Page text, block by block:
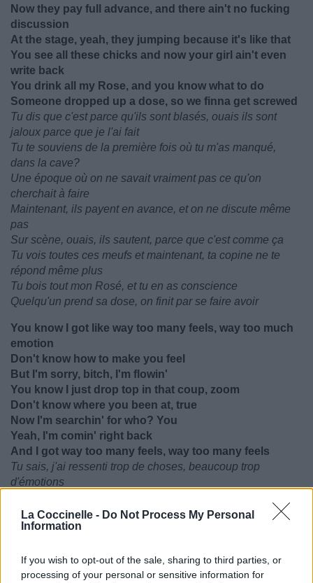
La Coccinelle - Do Not Process My Personal
Information
If you wish to opt-out of the sale, sharing to third parties, or
processing of your personal or sensitive information for
Now they pay full advance, and there ain't no fucking
discussion
At the stage, yeah, they jumping because it's like that
You see all these chicks and now your girl ain't even
write back
You drink all my Rose, and you know what to do
Someone dropped up a dose, so we finna get screwed
Tu dis que c'est parce qu'ils sont blasés, ouais ils sont
jaloux parce que je l'ai fait
Tu te souviens de la première fois où tu m'as manqué,
dans la cave?
Une époque où on ne savait vraiment pas ce qu'on
cherchait à faire
Maintenant, ils payent en avance, et on ne discute même
pas
Sur scène, ouais, ils sautent, parce que c'est comme ça
Tu vois toutes ces meufs et maintenant, ta copine ne te
répond même plus
Tu bois tout mon Rosé, et tu en as conscience
Quelqu'un prend sa dose, on finit par se faire avoir
You know I got like way too many feels, way too much
emotion
Don't know how to make you feel
But I'm sorry, bitch, I'm flowin'
You know I just drop top in that coup, zoom
Don't know where you been at, true
Now I'm searchin' for who? You
Yeah, I'm comin' right back
And I got way too many feels, way too many feels
Tu sais, j'ai ressenti trop de choses, beaucoup trop
d'émotions
Mais désolée, pétasse, je plane
Tu sais, je tombe dans le vide d'un seul coup, zoom
Maintenant, je cherche qui? Toi!
Ouais, je reviens